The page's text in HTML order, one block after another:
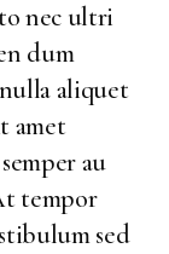
nec ultri
dum
aliquet
amet
au
tempor
sed